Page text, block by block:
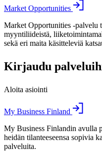
Market Opportunities
Market Opportunities -palvelu
myyntiliideistä,
sekä eri maita käsitteleviä
Kirjaudu
Aloita asiointi
My Business Finland
My Business Finlandin avulla
heidän tilanteeseensa sopivia
palveluita.